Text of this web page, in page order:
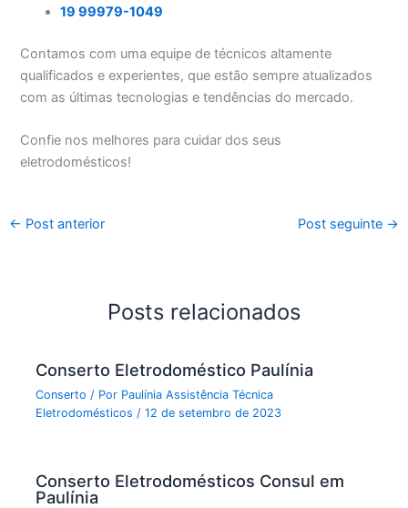
19 99979-1049
Contamos com uma equipe de técnicos altamente
qualificados e experientes, que estão sempre atualizados
com as últimas tecnologias e tendências do mercado.
Confie nos melhores para cuidar dos seus
eletrodomésticos!
← Post anterior Post seguinte →
Posts relacionados
Conserto Eletrodoméstico Paulínia
Conserto / Por Paulínia Assistência Técnica
Eletrodomésticos/12 de setembro de 2023
Conserto Eletrodomésticos Consul em
Paulínia